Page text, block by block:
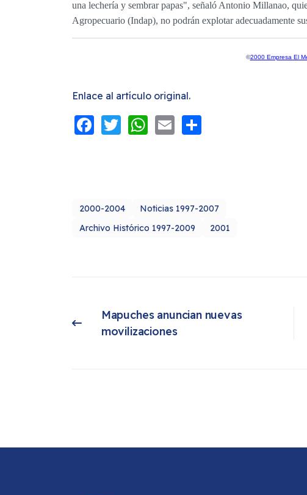
una lechería y sembrar papas", señaló Antonio Millanao,
Agropecuario (Indap), no podrán explotar adecuadamente
©2000 Empresa El
Enlace al artículo original.
Facebook
Twitter
WhatsApp
Email
2000-2004
Noticias 1997-2007
Archivo Histórico 1997-2009
2001
Mapuches anuncian nuevas
movilizaciones